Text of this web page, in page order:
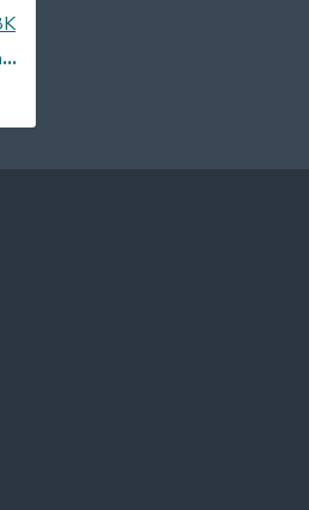
Brincos Meera – Banhados a Ouro de 18K